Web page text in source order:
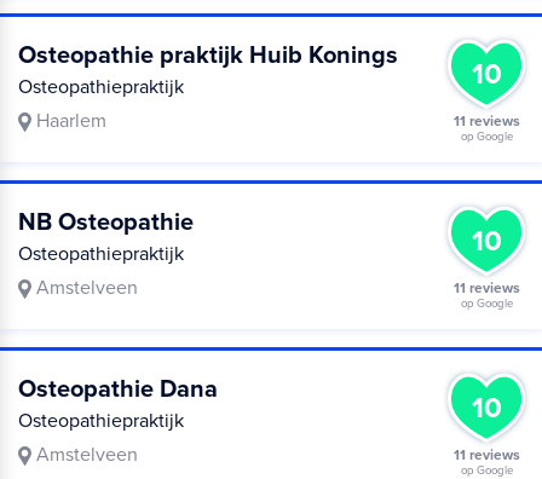
Osteopathie praktijk Huib Konings
Osteopathiepraktijk
Haarlem
10
11 reviews
op Google
NB Osteopathie
Osteopathiepraktijk
Amstelveen
10
11 reviews
op Google
Osteopathie Dana
Osteopathiepraktijk
Amstelveen
10
11 reviews
op Google